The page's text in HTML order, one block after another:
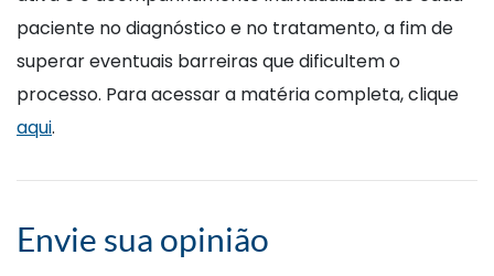
paciente no diagnóstico e no tratamento, a fim de
superar eventuais barreiras que dificultem o
processo. Para acessar a matéria completa, clique
aqui.
Envie sua opinião